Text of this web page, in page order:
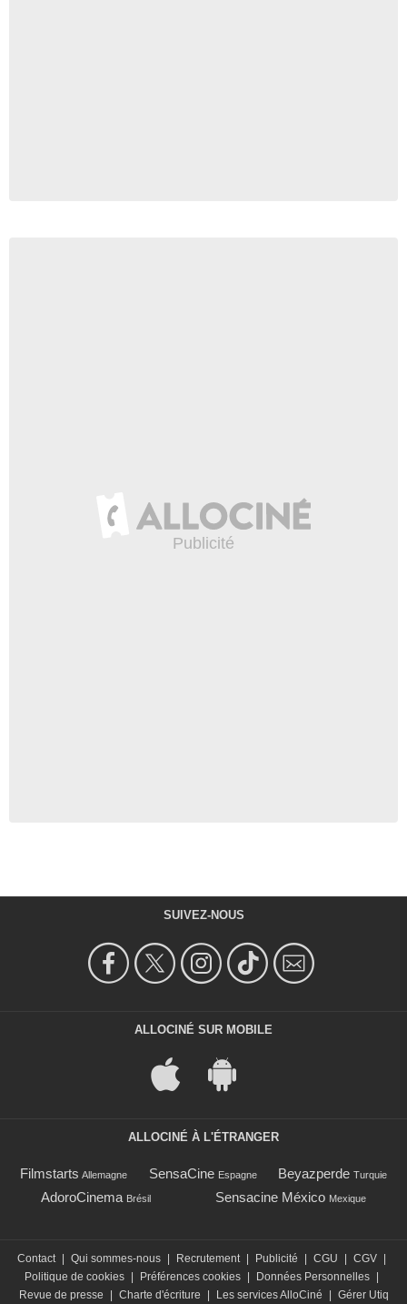
SUIVEZ-NOUS
ALLOCINÉ SUR MOBILE
ALLOCINÉ À L'ÉTRANGER
Filmstarts Allemagne SensaCine Espagne Beyazperde Turquie
AdoroCinema Brésil Sensacine México Mexique
Contact Qui sommes-nous Recrutement Publicité CGU CGV
Politique de cookies
Préférences cookies Données Personnelles
Revue de presse
Charte d'écriture Les services AlloCiné Gérer Utiq